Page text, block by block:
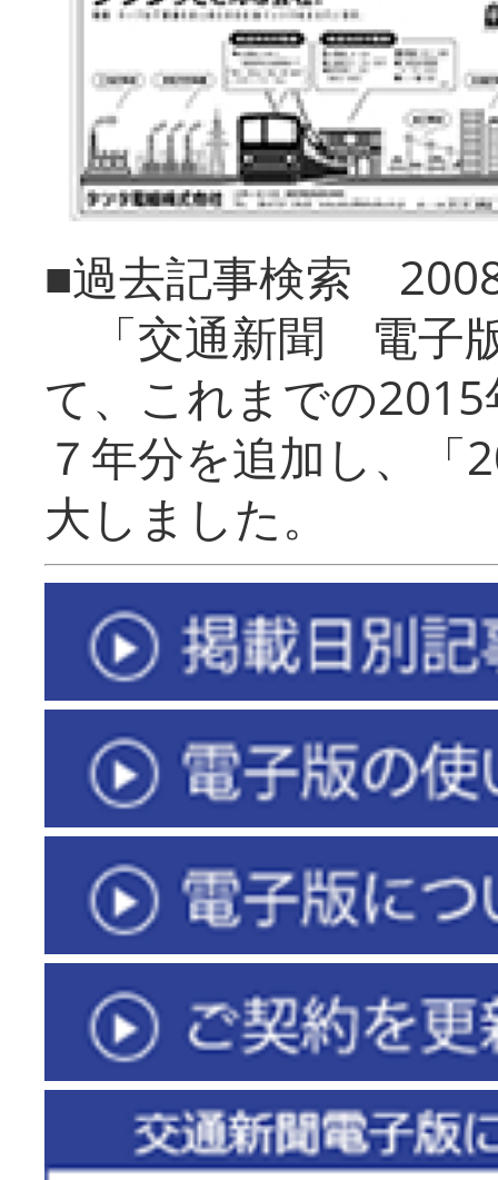
■過去記事検索
「交通新聞 電子
て、これまでの
７年分を追加し、「
大しまし